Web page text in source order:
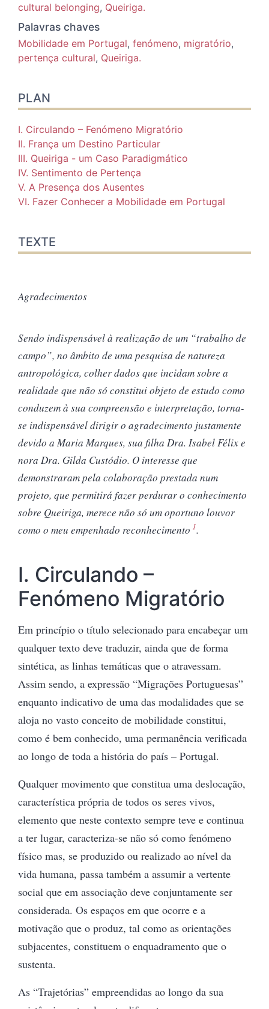
cultural belonging, Queiriga.
Palavras chaves
Mobilidade em Portugal, fenómeno, migratório,
pertença cultural, Queiriga.
PLAN
I. Circulando – Fenómeno Migratório
II. França um Destino Particular
III. Queiriga - um Caso Paradigmático
IV. Sentimento de Pertença
V. A Presença dos Ausentes
VI. Fazer Conhecer a Mobilidade em Portugal
TEXTE
Agradecimentos
Sendo indispensável à realização de um “trabalho de
campo”, no âmbito de uma pesquisa de natureza
antropológica, colher dados que incidam sobre a
realidade que não só constitui objeto de estudo como
conduzem à sua compreensão e interpretação, torna-
se indispensável dirigir o agradecimento justamente
devido a Maria Marques, sua filha Dra. Isabel Félix e
nora Dra. Gilda Custódio. O interesse que
demonstraram pela colaboração prestada num
projeto, que permitirá fazer perdurar o conhecimento
sobre Queiriga, merece não só um oportuno louvor
como o meu empenhado reconhecimento 1.
I. Circulando –
Fenómeno Migratório
Em princípio o título selecionado para encabeçar um
qualquer texto deve traduzir, ainda que de forma
sintética, as linhas temáticas que o atravessam.
Assim sendo, a expressão “Migrações Portuguesas”
enquanto indicativo de uma das modalidades que se
aloja no vasto conceito de mobilidade constitui,
como é bem conhecido, uma permanência verificada
ao longo de toda a história do país – Portugal.
Qualquer movimento que constitua uma deslocação,
característica própria de todos os seres vivos,
elemento que neste contexto sempre teve e continua
a ter lugar, caracteriza-se não só como fenómeno
físico mas, se produzido ou realizado ao nível da
vida humana, passa também a assumir a vertente
social que em associação deve conjuntamente ser
considerada. Os espaços em que ocorre e a
motivação que o produz, tal como as orientações
subjacentes, constituem o enquadramento que o
sustenta.
As “Trajetórias” empreendidas ao longo da sua